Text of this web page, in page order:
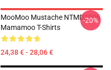
MooMoo Mustache NTMD2906
Mamamoo T-Shirts
24,38 € - 28,06 €
-20%